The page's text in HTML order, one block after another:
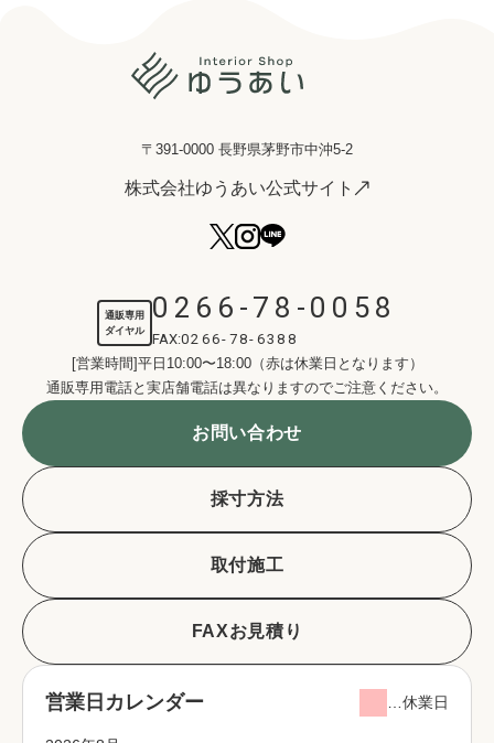
〒391-0000 長野県茅野市中沖5-2
株式会社ゆうあい公式サイト
通販専用
ダイヤル
0266-78-0058
FAX:0266-78-6388
[営業時間]平日10:00〜18:00（赤は休業日となります）
通販専用電話と実店舗電話は異なりますのでご注意ください。
お問い合わせ
採寸方法
取付施工
FAXお見積り
営業日カレンダー …休業日